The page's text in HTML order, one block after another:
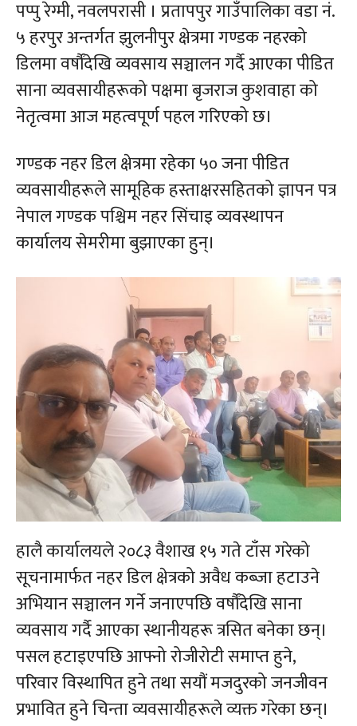
पप्पु रेग्मी, नवलपरासी । प्रतापपुर गाउँपालिका वडा नं.
५ हरपुर अन्तर्गत झुलनीपुर क्षेत्रमा गण्डक नहरको
डिलमा वर्षौंदेखि व्यवसाय सञ्चालन गर्दै आएका पीडित
साना व्यवसायीहरूको पक्षमा बृजराज कुशवाहा को
नेतृत्वमा आज महत्वपूर्ण पहल गरिएको छ।
गण्डक नहर डिल क्षेत्रमा रहेका ५० जना पीडित
व्यवसायीहरूले सामूहिक हस्ताक्षरसहितको ज्ञापन पत्र
नेपाल गण्डक पश्चिम नहर सिंचाइ व्यवस्थापन
कार्यालय सेमरीमा बुझाएका हुन्।
हालै कार्यालयले २०८३ वैशाख १५ गते टाँस गरेको
सूचनामार्फत नहर डिल क्षेत्रको अवैध कब्जा हटाउने
अभियान सञ्चालन गर्ने जनाएपछि वर्षौंदेखि साना
व्यवसाय गर्दै आएका स्थानीयहरू त्रसित बनेका छन्।
पसल हटाइएपछि आफ्नो रोजीरोटी समाप्त हुने,
परिवार विस्थापित हुने तथा सयौं मजदुरको जनजीवन
प्रभावित हुने चिन्ता व्यवसायीहरूले व्यक्त गरेका छन्।